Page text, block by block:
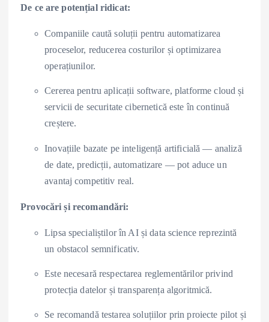
De ce are potențial ridicat:
Companiile caută soluții pentru automatizarea
proceselor, reducerea costurilor și optimizarea
operațiunilor.
Cererea pentru aplicații software, platforme cloud și
servicii de securitate cibernetică este în continuă
creștere.
Inovațiile bazate pe inteligență artificială — analiză
de date, predicții, automatizare — pot aduce un
avantaj competitiv real.
Provocări și recomandări:
Lipsa specialiștilor în AI și data science reprezintă
un obstacol semnificativ.
Este necesară respectarea reglementărilor privind
protecția datelor și transparența algoritmică.
Se recomandă testarea soluțiilor prin proiecte pilot și